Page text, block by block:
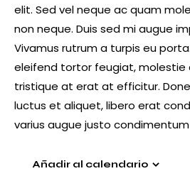
elit. Sed vel neque ac quam
non neque. Duis sed mi augue
Vivamus rutrum a turpis eu
eleifend tortor feugiat, molestie
tristique at erat at efficitur.
luctus et aliquet, libero erat
varius augue justo
Añadir al calendario